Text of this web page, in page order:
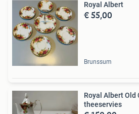
Royal Albert
€ 55,00
Brunssum
Royal Albert Old
theeservies